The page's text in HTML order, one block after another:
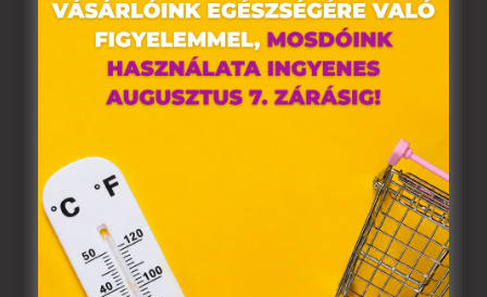
Weboldalunkon „cookie"-kat (továbbiakban „süti")
alkalmazunk. Ezek olyan fájlok, melyek információt tárolnak
webes böngészőjében. Ehhez az Ön hozzájárulása
szükséges.
A „sütiket" az elektronikus hírközlésről szóló 2003. évi C.
törvény, az elektronikus kereskedelmi szolgáltatások, az
információs társadalommal összefüggő szolgáltatások
egyes kérdéseiről szóló 2001. évi CVIII. törvény, valamint az
Európai Unió előírásainak megfelelően használjuk. Azon
weblapoknak, melyek az Európai Unió országain belül
működnek, a „sütik" használatához, és ezeknek a
felhasználó számítógépén vagy egyéb eszközén történő
tárolásához a felhasználók hozzájárulását kell kérniük.